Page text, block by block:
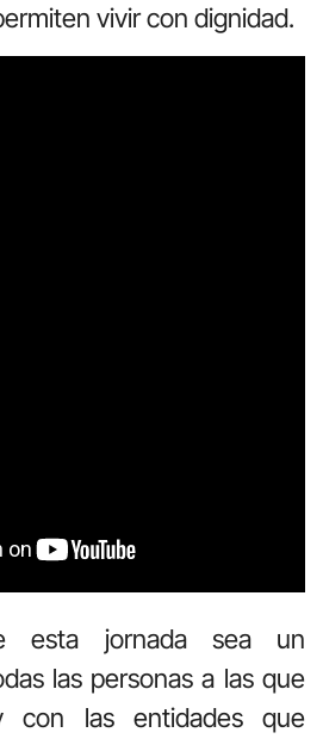
vivir con dignidad.
esta jornada sea un
las personas a las que
con las entidades que